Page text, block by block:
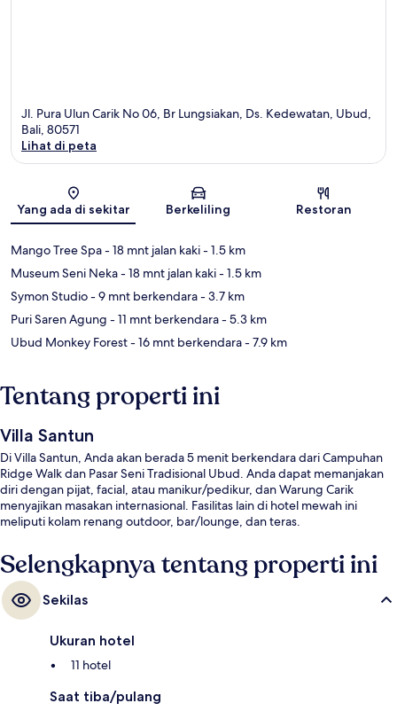
Jl. Pura Ulun Carik No 06, Br Lungsiakan, Ds. Kedewatan, Ubud,
Bali, 80571
Lihat di peta
Yang ada di sekitar Berkeliling Restoran
Mango Tree Spa- 18 mnt jalan kaki- 1.5 km
Museum Seni Neka- 18 mnt jalan kaki- 1.5 km
Symon Studio- 9 mnt berkendara- 3.7 km
Puri Saren Agung - 11 mnt berkendara- 5.3 km
Ubud Monkey Forest- 16 mnt berkendara- 7.9 km
Tentang properti ini
Villa Santun
Di Villa Santun, Anda akan berada 5 menit berkendara dari Campuhan
Ridge Walk dan Pasar Seni Tradisional Ubud. Anda dapat memanjakan
diri dengan pijat, facial, atau manikur/pedikur, dan Warung Carik
menyajikan masakan internasional. Fasilitas lain di hotel mewah ini
meliputi kolam renang outdoor, bar/lounge, dan teras.
Selengkapnya tentang properti ini
Sekilas
Ukuran hotel
11 hotel
Saat tiba/pulang